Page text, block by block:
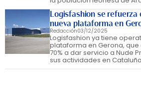
Logisfashion se refuerza
nueva plataforma en
Redacción03/12/2025
Logisfashion ya tiene
plataforma en Gerona,
70% a dar servicio a Nude
sus actividades en